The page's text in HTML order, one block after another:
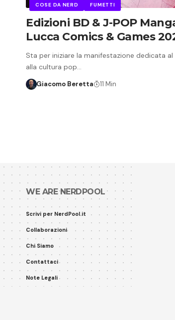
COSE DA NERD FUMETTI
Edizioni BD & J-POP
Lucca Comics & Games
Sta per iniziare la manifestazione dedicata
alla cultura pop…
Giacomo Beretta 11 Min
WE ARE NERDPOOL
Scrivi per NerdPool.it
Collaborazioni
Chi Siamo
Contattaci
Note Legali